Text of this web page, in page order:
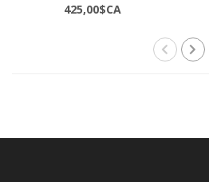
425,00$CA